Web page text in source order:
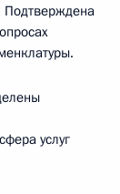
Подтверждена
услуг